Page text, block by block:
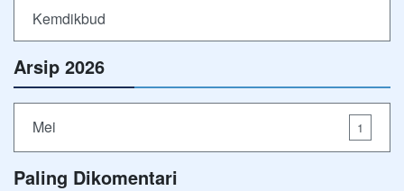
Kemdikbud
Arsip 2026
Mei 1
Paling Dikomentari